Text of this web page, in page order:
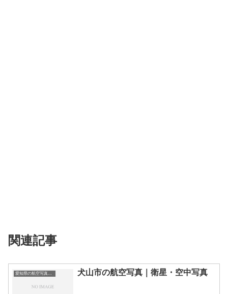
関連記事
愛知県の航空写真・空中写真 犬山市の航空写真｜衛星・空中写真